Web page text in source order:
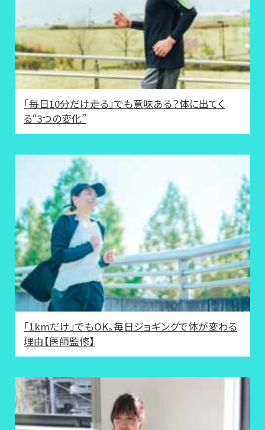
「毎日10分だけ走る」でも意味ある？体に出てく
る“3つの変化”
「1kmだけ」でもOK。毎日ジョギングで体が変わる
理由【医師監修】